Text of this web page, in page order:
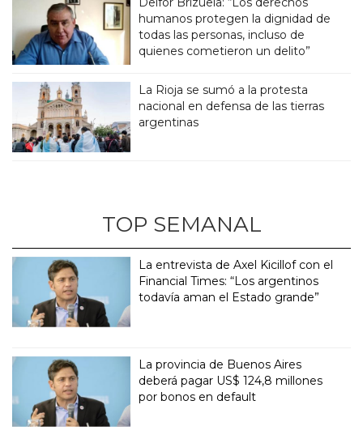
humanos protegen la dignidad de
todas las personas, incluso de
quienes cometieron un delito”
La Rioja se sumó a la protesta
nacional en defensa de las tierras
argentinas
TOP SEMANAL
La entrevista de Axel Kicillof con el
Financial Times: “Los argentinos
todavía aman el Estado grande”
La provincia de Buenos Aires
deberá pagar US$ 124,8 millones
por bonos en default